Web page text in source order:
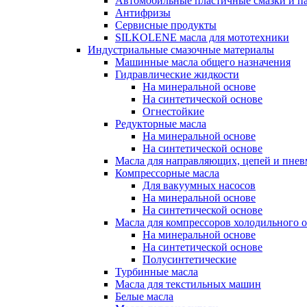
Антифризы
Сервисные продукты
SILKOLENE масла для мототехники
Индустриальные смазочные материалы
Машинные масла общего назначения
Гидравлические жидкости
На минеральной основе
На синтетической основе
Огнестойкие
Редукторные масла
На минеральной основе
На синтетической основе
Масла для направляющих, цепей и
Компрессорные масла
Для вакуумных насосов
На минеральной основе
На синтетической основе
Масла для компрессоров холодильного
На минеральной основе
На синтетической основе
Полусинтетические
Турбинные масла
Масла для текстильных машин
Белые масла